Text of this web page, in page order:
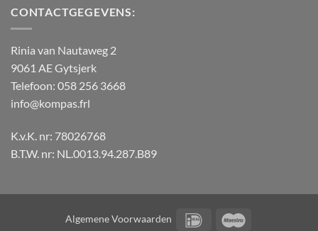
CONTACTGEGEVENS:
Rinia van Nautaweg 2
9061 AE Gytsjerk
Telefoon: 058 256 3668
info@kompas.frl
K.v.K. nr: 78026768
B.T.W. nr: NL.0013.94.287.B89
Algemene Voorwaarden IDeal